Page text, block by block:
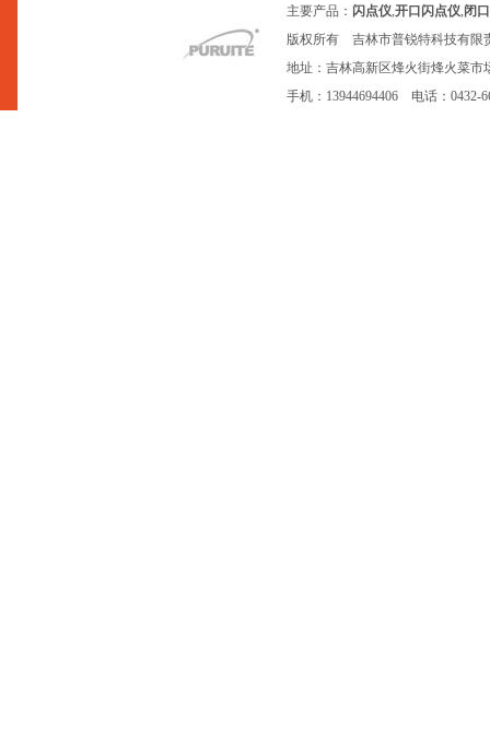
主要产品： 闪点仪,开口闪点仪,闭
版权所有 吉林市普锐特科技有
地址：吉林高新区烽火街烽火菜
手机：13944694406 电话：0432-